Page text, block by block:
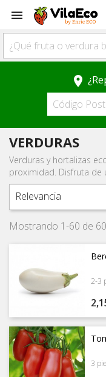

location_on
VERDURAS
Verduras y hortalizas
proximidad. Disfruta de
Relevancia
Mostrando 1-60 de
2-3
3